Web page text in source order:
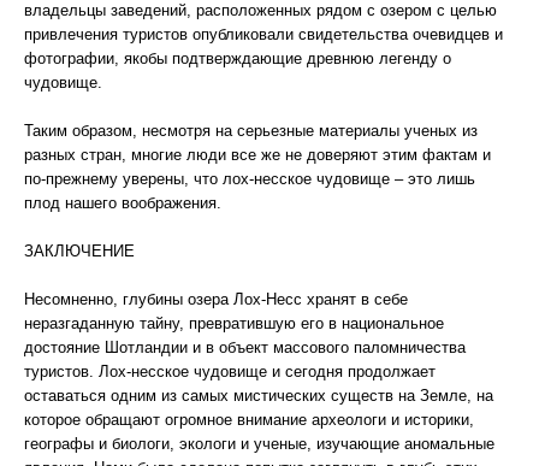
владельцы заведений, расположенных рядом с озером с целью
привлечения туристов опубликовали свидетельства очевидцев и
фотографии, якобы подтверждающие древнюю легенду о
чудовище.
Таким образом, несмотря на серьезные материалы ученых из
разных стран, многие люди все же не доверяют этим фактам и
по-прежнему уверены, что лох-несское чудовище – это лишь
плод нашего воображения.
ЗАКЛЮЧЕНИЕ
Несомненно, глубины озера Лох-Несс хранят в себе
неразгаданную тайну, превратившую его в национальное
достояние Шотландии и в объект массового паломничества
туристов. Лох-несское чудовище и сегодня продолжает
оставаться одним из самых мистических существ на Земле, на
которое обращают огромное внимание археологи и историки,
географы и биологи, экологи и ученые, изучающие аномальные